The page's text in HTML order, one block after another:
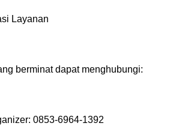
Layanan
berminat dapat menghubungi:
0853-6964-1392